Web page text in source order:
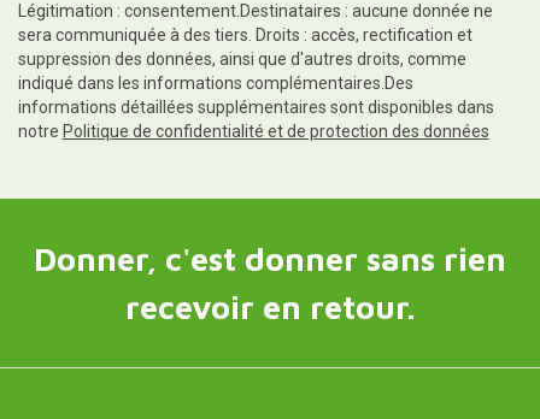
Légitimation : consentement.Destinataires : aucune donnée ne
sera communiquée à des tiers. Droits : accès, rectification et
suppression des données, ainsi que d'autres droits, comme
indiqué dans les informations complémentaires.Des
informations détaillées supplémentaires sont disponibles dans
notre Politique de confidentialité et de protection des données
Donner, c'est donner sans rien
recevoir en retour.